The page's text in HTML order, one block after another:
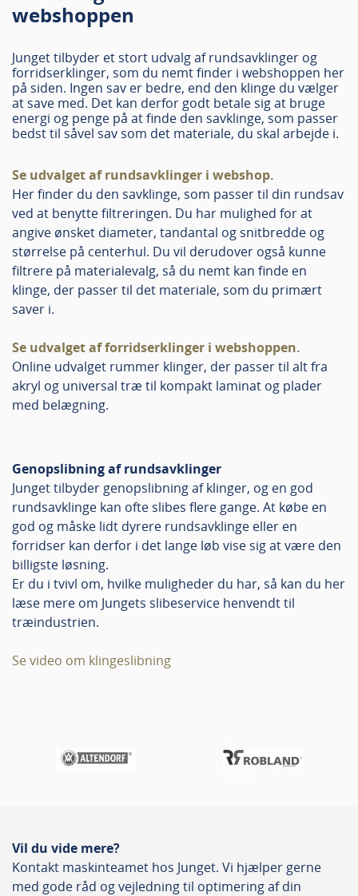
Se det komplette sortiment af Robland formatsave
Bestil en demonstration
Få et tilbud
webshoppen
Junget tilbyder et stort udvalg af rundsavklinger og
forridserklinger, som du nemt finder i webshoppen her
på siden. Ingen sav er bedre, end den klinge du vælger
at save med. Det kan derfor godt betale sig at bruge
energi og penge på at finde den savklinge, som passer
bedst til såvel sav som det materiale, du skal arbejde i.
Se udvalget af rundsavklinger i webshop.
Her finder du den savklinge, som passer til din rundsav
ved at benytte filtreringen. Du har mulighed for at
angive ønsket diameter, tandantal og snitbredde og
størrelse på centerhul. Du vil derudover også kunne
filtrere på materialevalg, så du nemt kan finde en
klinge, der passer til det materiale, som du primært
saver i.
Se udvalget af forridserklinger i webshoppen.
Online udvalget rummer klinger, der passer til alt fra
akryl og universal træ til kompakt laminat og plader
med belægning.
Genopslibning af rundsavklinger
Junget tilbyder genopslibning af klinger, og en god
rundsavklinge kan ofte slibes flere gange. At købe en
god og måske lidt dyrere rundsavklinge eller en
forridser kan derfor i det lange løb vise sig at være den
billigste løsning.
Er du i tvivl om, hvilke muligheder du har, så kan du her
læse mere om Jungets slibeservice henvendt til
træindustrien.
Se video om klingeslibning
Vil du vide mere?
Kontakt maskinteamet hos Junget. Vi hjælper gerne
med gode råd og vejledning til optimering af din